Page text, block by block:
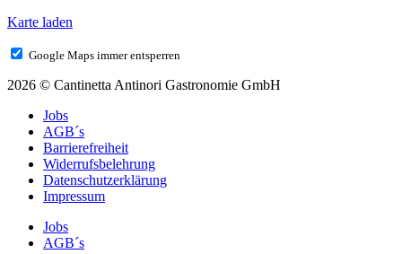
Karte laden
Google Maps immer entsperren
2026 © Cantinetta Antinori Gastronomie GmbH
Jobs
AGB´s
Barrierefreiheit
Widerrufsbelehrung
Datenschutzerklärung
Impressum
Jobs
AGB´s